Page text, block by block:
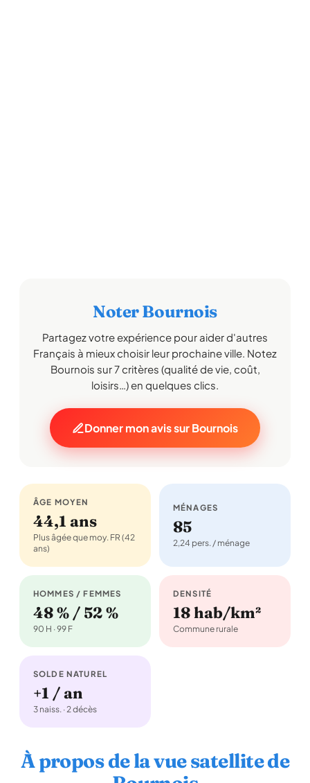
Noter Bournois
Partagez votre expérience pour aider d'autres
Français à mieux choisir leur prochaine ville. Notez
Bournois sur 7 critères (qualité de vie, coût,
loisirs…) en quelques clics.
Donner mon avis sur Bournois
ÂGE MOYEN
44,1 ans
Plus âgée que moy. FR (42
ans)
MÉNAGES
85
2,24 pers. / ménage
HOMMES / FEMMES
48 % / 52 %
90 H · 99 F
DENSITÉ
18 hab/km²
Commune rurale
SOLDE NATUREL
+1 / an
3 naiss. · 2 décès
À propos de la vue satellite de